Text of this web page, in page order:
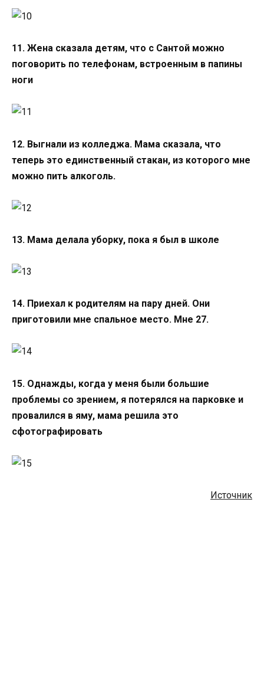
11. Жена сказала детям, что с Сантой можно
поговорить по телефонам, встроенным в папины
ноги
12. Выгнали из колледжа. Мама сказала, что
теперь это единственный стакан, из которого мне
можно пить алкоголь.
13. Мама делала уборку, пока я был в школе
14. Приехал к родителям на пару дней. Они
приготовили мне спальное место. Мне 27.
15. Однажды, когда у меня были большие
проблемы со зрением, я потерялся на парковке и
провалился в яму, мама решила это
сфотографировать
Источник